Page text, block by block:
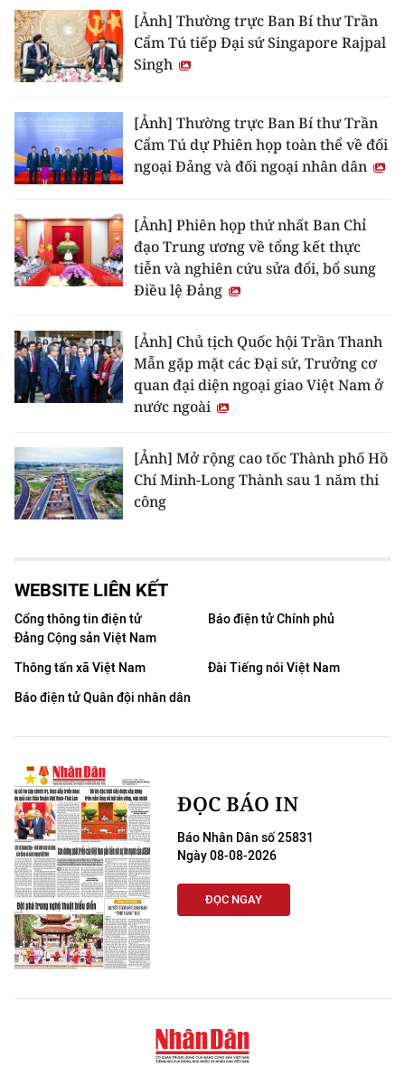
[Ảnh] Thường trực Ban Bí thư Trần
Cẩm Tú tiếp Đại sứ Singapore Rajpal
Singh
[Ảnh] Thường trực Ban Bí thư Trần
Cẩm Tú dự Phiên họp toàn thể về đối
ngoại Đảng và đối ngoại nhân dân
[Ảnh] Phiên họp thứ nhất Ban Chỉ
đạo Trung ương về tổng kết thực
tiễn và nghiên cứu sửa đổi, bổ sung
Điều lệ Đảng
[Ảnh] Chủ tịch Quốc hội Trần Thanh
Mẫn gặp mặt các Đại sứ, Trưởng cơ
quan đại diện ngoại giao Việt Nam ở
nước ngoài
[Ảnh] Mở rộng cao tốc Thành phố Hồ
Chí Minh-Long Thành sau 1 năm thi
công
WEBSITE LIÊN KẾT
Cổng thông tin điện tử
Đảng Cộng sản Việt Nam
Báo điện tử Chính phủ
Thông tấn xã Việt Nam
Đài Tiếng nói Việt Nam
Báo điện tử Quân đội nhân dân
ĐỌC BÁO IN
Báo Nhân Dân số 25831
Ngày 08-08-2026
ĐỌC NGAY